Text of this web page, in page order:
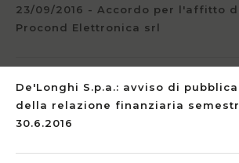
23/09/2016 - Accordo per l'affitto
Procond Elettronica srl
De'Longhi S.p.a.: avviso di
della relazione finanziaria
30.6.2016